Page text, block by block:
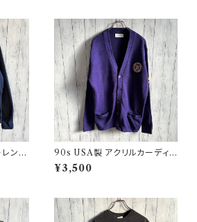
ン
Laur
90s USA製 アクリルカーディガ
ン レタード 紫 アメリカ製
¥3,500